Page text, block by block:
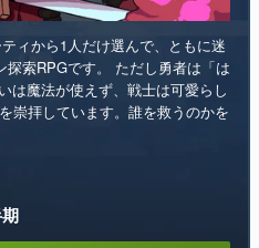
ィから1人だけ選んで、ともに迷
索RPGです。 ただし勇者は「は
は魔法が使えず、戦士は可愛らし
崇拝しています。誰を救うのかを